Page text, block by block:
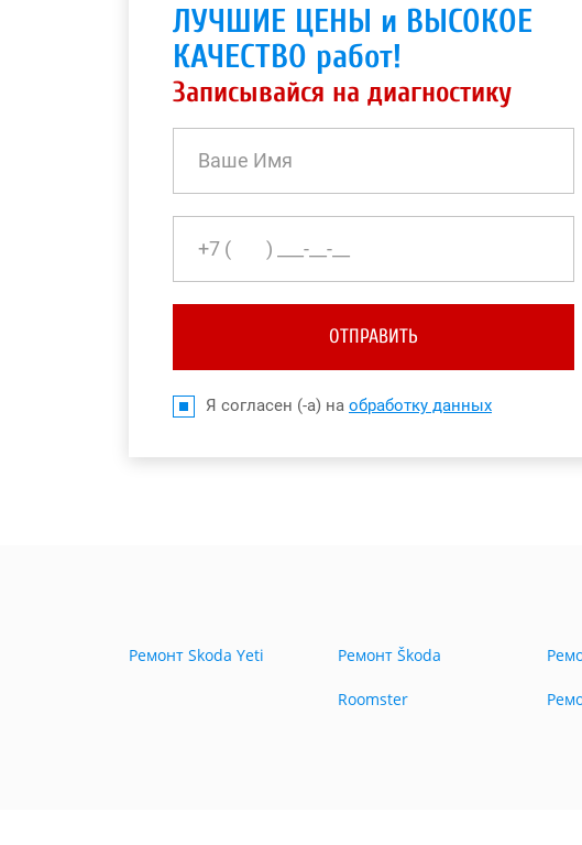
ЛУЧШИЕ ЦЕНЫ и ВЫСОКОЕ
КАЧЕСТВО работ!
Записывайся на диагностику
ОТПРАВИТЬ
Я согласен (-а) на обработку данных
Ремонт Skoda Yeti Ремонт Škoda
Roomster